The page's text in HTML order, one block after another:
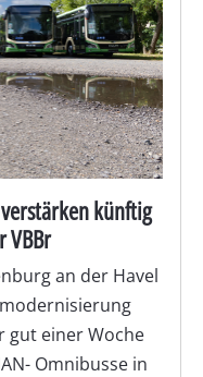
künftig
VBBr
an der Havel
gut einer Woche
Omnibusse in